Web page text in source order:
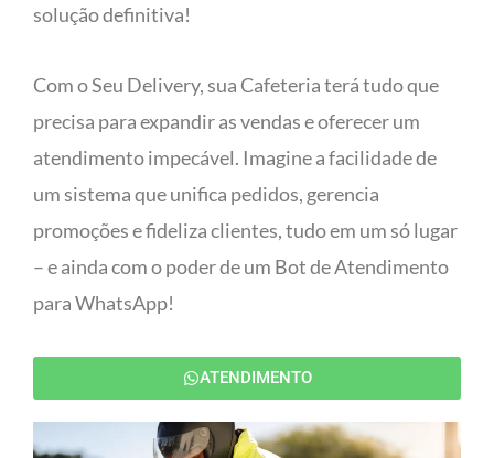
solução definitiva!
Com o Seu Delivery, sua Cafeteria terá tudo que
precisa para expandir as vendas e oferecer um
atendimento impecável. Imagine a facilidade de
um sistema que unifica pedidos, gerencia
promoções e fideliza clientes, tudo em um só lugar
– e ainda com o poder de um Bot de Atendimento
para WhatsApp!
ATENDIMENTO